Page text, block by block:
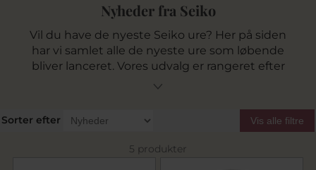
Nyheder fra Seiko
Vil du have de nyeste Seiko ure? Her på siden
har vi samlet alle de nyeste ure som løbende
bliver lanceret. Vores udvalg er rangeret efter
rækkefølge på nyheder.
Sorter efter Vis alle filtre
5 produkter